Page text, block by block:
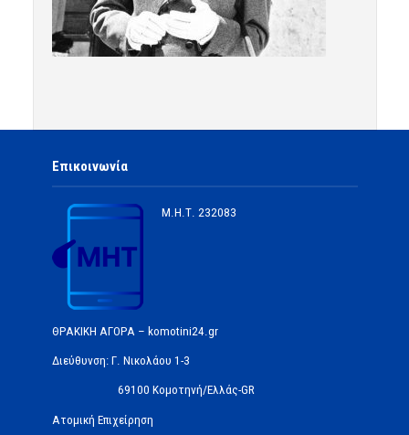
Επικοινωνία
Μ.Η.Τ. 232083
ΘΡΑΚΙΚΗ ΑΓΟΡΑ – komotini24.gr
Διεύθυνση: Γ. Νικολάου 1-3
69100 Κομοτηνή/Ελλάς-GR
Ατομική Επιχείρηση